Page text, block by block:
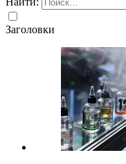
Заголовки